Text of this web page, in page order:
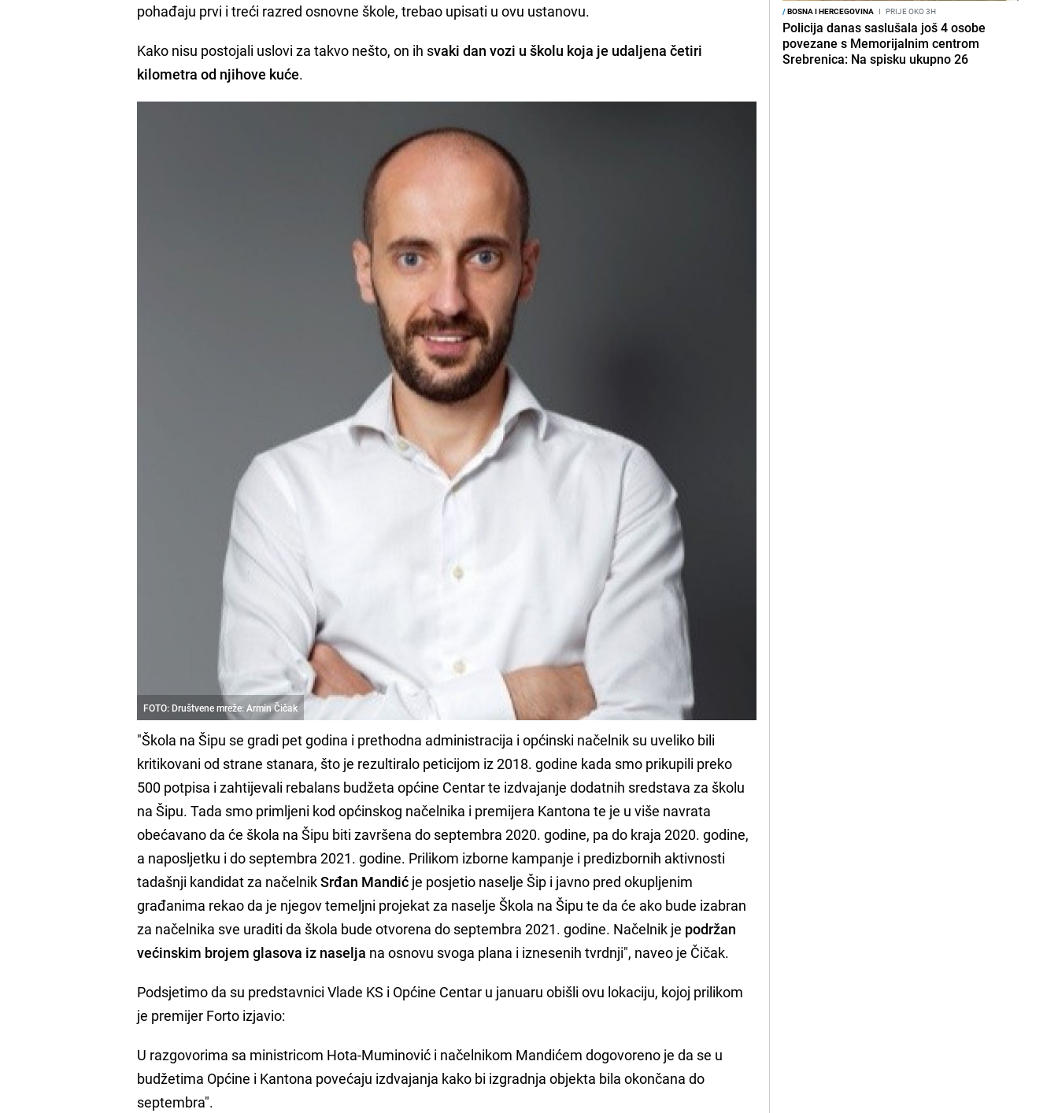
pohađaju prvi i treći razred osnovne škole, trebao upisati u ovu ustanovu.
Kako nisu postojali uslovi za takvo nešto, on ih svaki dan vozi u školu koja je udaljena četiri
kilometra od njihove kuće.
FOTO: Društvene mreže: Armin Čičak
"Škola na Šipu se gradi pet godina i prethodna administracija i općinski načelnik su uveliko bili
kritikovani od strane stanara, što je rezultiralo peticijom iz 2018. godine kada smo prikupili preko
500 potpisa i zahtijevali rebalans budžeta općine Centar te izdvajanje dodatnih sredstava za školu
na Šipu. Tada smo primljeni kod općinskog načelnika i premijera Kantona te je u više navrata
obećavano da će škola na Šipu biti završena do septembra 2020. godine, pa do kraja 2020. godine,
a naposljetku i do septembra 2021. godine. Prilikom izborne kampanje i predizbornih aktivnosti
tadašnji kandidat za načelnikSrđan Mandić je posjetio naselje Šip i javno pred okupljenim
građanima rekao da je njegov temeljni projekat za naselje Škola na Šipu te da će ako bude izabran
za načelnika sve uraditi da škola bude otvorena do septembra 2021. godine. Načelnik je podržan
većinskim brojem glasova iz naselja na osnovu svoga plana i iznesenih tvrdnji", naveo je Čičak.
Podsjetimo da su predstavnici Vlade KS i Općine Centar u januaru obišli ovu lokaciju, kojoj prilikom
je premijer Forto izjavio:
U razgovorima sa ministricom Hota-Muminović i načelnikom Mandićem dogovoreno je da se u
budžetima Općine i Kantona povećaju izdvajanja kako bi izgradnja objekta bila okončana do
septembra".
/BOSNA I HERCEGOVINA I PRIJE OKO 3H
Policija danas saslušala još 4 osobe
povezane s Memorijalnim centrom
Srebrenica: Na spisku ukupno 26